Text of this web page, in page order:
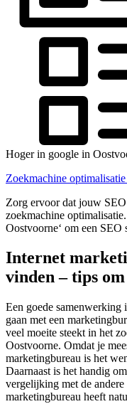
Hoger in google in
Zoekmachine
Zorg ervoor dat jouw
zoekmachine
Oostvoorne‘ om een
Internet
vinden – tips
Een goede
gaan met een
veel moeite steekt in het
Oostvoorne. Omdat je
marketingbureau is het
Daarnaast is het handig
vergelijking met de
marketingbureau heeft